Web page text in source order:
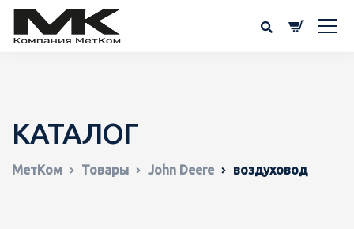
КАТАЛОГ
МетКом Товары John Deere воздуховод